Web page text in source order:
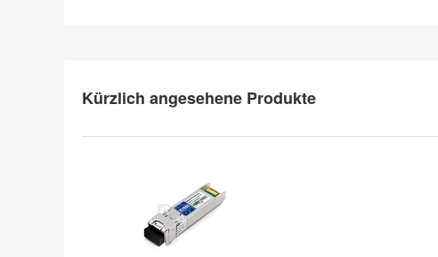
Kürzlich angesehene Produkte